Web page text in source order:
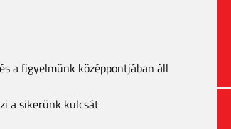
a figyelmünk középpontjában áll
a sikerünk kulcsát